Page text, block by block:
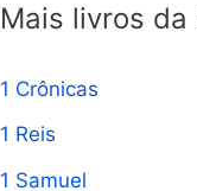
Mais livros da
1 Crônicas
1 Reis
1 Samuel